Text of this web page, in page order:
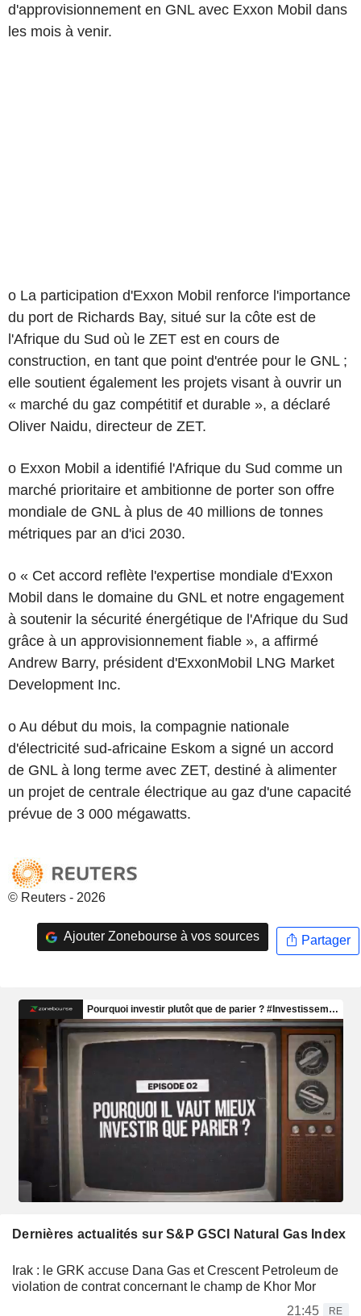
d'approvisionnement en GNL avec Exxon Mobil dans
les mois à venir.
o La participation d'Exxon Mobil renforce l'importance
du port de Richards Bay, situé sur la côte est de
l'Afrique du Sud où le ZET est en cours de
construction, en tant que point d'entrée pour le GNL ;
elle soutient également les projets visant à ouvrir un
« marché du gaz compétitif et durable », a déclaré
Oliver Naidu, directeur de ZET.
o Exxon Mobil a identifié l'Afrique du Sud comme un
marché prioritaire et ambitionne de porter son offre
mondiale de GNL à plus de 40 millions de tonnes
métriques par an d'ici 2030.
o « Cet accord reflète l'expertise mondiale d'Exxon
Mobil dans le domaine du GNL et notre engagement
à soutenir la sécurité énergétique de l'Afrique du Sud
grâce à un approvisionnement fiable », a affirmé
Andrew Barry, président d'ExxonMobil LNG Market
Development Inc.
o Au début du mois, la compagnie nationale
d'électricité sud-africaine Eskom a signé un accord
de GNL à long terme avec ZET, destiné à alimenter
un projet de centrale électrique au gaz d'une capacité
prévue de 3 000 mégawatts.
© Reuters - 2026
Ajouter Zonebourse à vos sources Partager
Dernières actualités sur S&P GSCI Natural Gas Index
Irak : le GRK accuse Dana Gas et Crescent Petroleum de
violation de contrat concernant le champ de Khor Mor
21:45
RE